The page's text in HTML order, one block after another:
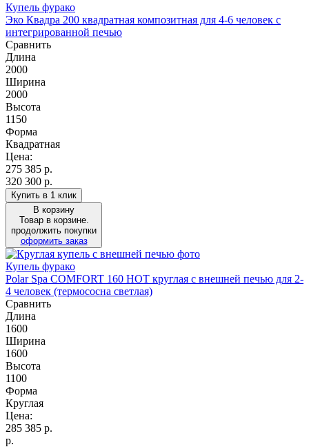
Купель фурако
Эко Квадра 200 квадратная композитная для 4-6 человек с
интегрированной печью
Сравнить
Длина
2000
Ширина
2000
Высота
1150
Форма
Квадратная
Цена:
275 385 р.
320 300 р.
Купить в 1 клик
В корзину
Товар в корзине.
продолжить покупки
оформить заказ
Купель фурако
Polar Spa COMFORT 160 HOT круглая с внешней печью для 2-
4 человек (термососна светлая)
Сравнить
Длина
1600
Ширина
1600
Высота
1100
Форма
Круглая
Цена:
285 385 р.
р.